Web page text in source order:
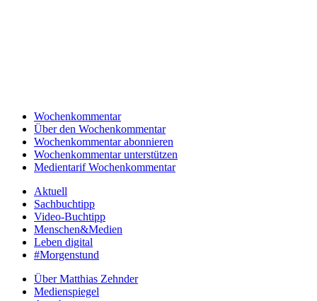
Wochenkommentar
Über den Wochenkommentar
Wochenkommentar abonnieren
Wochenkommentar unterstützen
Medientarif Wochenkommentar
Aktuell
Sachbuchtipp
Video-Buchtipp
Menschen&Medien
Leben digital
#Morgenstund
Über Matthias Zehnder
Medienspiegel